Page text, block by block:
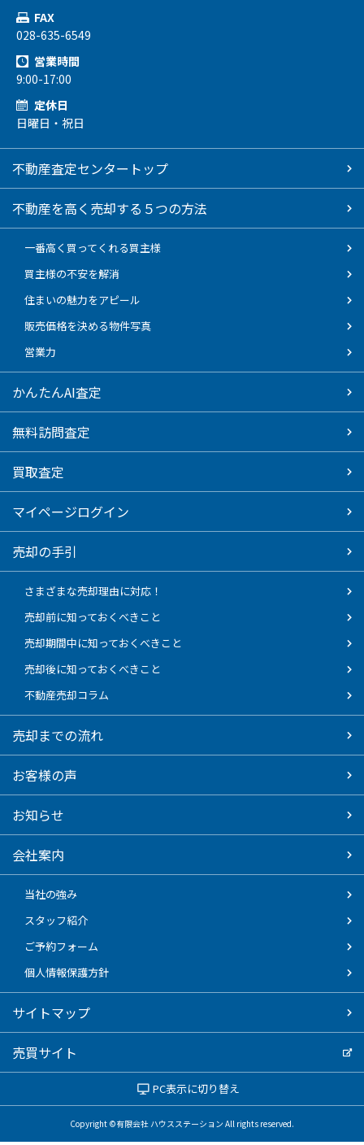
FAX
028-635-6549
営業時間
9:00-17:00
定休日
日曜日・祝日
不動産査定センタートップ
不動産を高く売却する５つの方法
一番高く買ってくれる買主様
買主様の不安を解消
住まいの魅力をアピール
販売価格を決める物件写真
営業力
かんたんAI査定
無料訪問査定
買取査定
マイページログイン
売却の手引
さまざまな売却理由に対応！
売却前に知っておくべきこと
売却期間中に知っておくべきこと
売却後に知っておくべきこと
不動産売却コラム
売却までの流れ
お客様の声
お知らせ
会社案内
当社の強み
スタッフ紹介
ご予約フォーム
個人情報保護方針
サイトマップ
売買サイト
PC表示に切り替え
Copyright ©有限会社 ハウスステーション All rights reserved.